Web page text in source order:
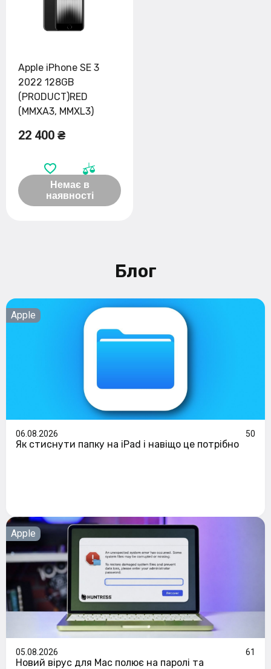
Apple iPhone SE 3
2022 128GB
(PRODUCT)RED
(MMXA3, MMXL3)
22 400 ₴
Немає в
наявності
Блог
Apple
06.08.2026 50
Як стиснути папку на iPad і навіщо це потрібно
Apple
05.08.2026 61
Новий вірус для Mac полює на паролі та